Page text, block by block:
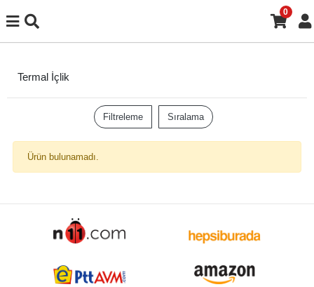
0
Termal İçlik
Filtreleme Sıralama
Ürün bulunamadı.